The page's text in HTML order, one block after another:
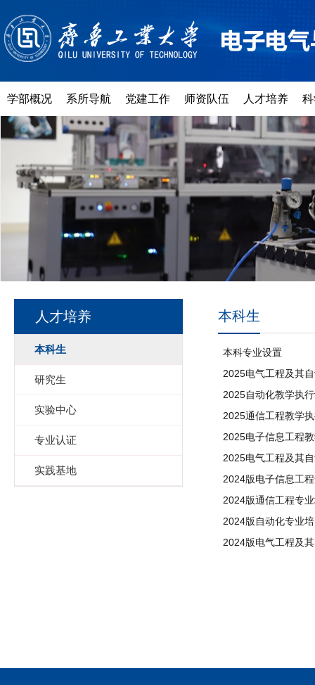
学部概况 系所导航 党建工作 师资队伍 人才培养
人才培养
本科生
研究生
实验中心
专业认证
实践基地
本科生
本科专业设置
2025电气工程及其
2025自动化教学执
2025通信工程教学
2025电子信息工程
2025电气工程及其
2024版电子信息工
2024版通信工程专
2024版自动化专业
2024版电气工程及